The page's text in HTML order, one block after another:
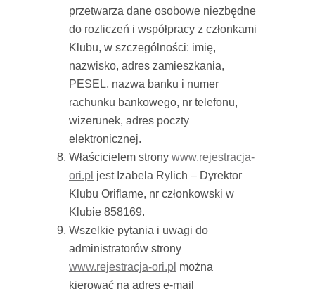
przetwarza dane osobowe niezbędne
do rozliczeń i współpracy z członkami
Klubu, w szczególności: imię,
nazwisko, adres zamieszkania,
PESEL, nazwa banku i numer
rachunku bankowego, nr telefonu,
wizerunek, adres poczty
elektronicznej.
Właścicielem strony www.rejestracja-
ori.pl jest Izabela Rylich – Dyrektor
Klubu Oriflame, nr członkowski w
Klubie 858169.
Wszelkie pytania i uwagi do
administratorów strony
www.rejestracja-ori.pl można
kierować na adres e-mail